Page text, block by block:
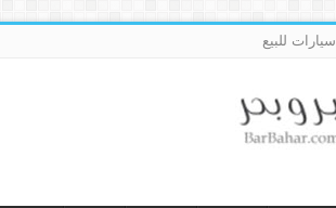
سيارات للبيع